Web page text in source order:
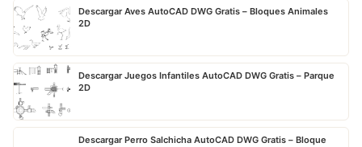
Descargar Aves AutoCAD DWG Gratis – Bloques Animales
2D
Descargar Juegos Infantiles AutoCAD DWG Gratis – Parque
2D
Descargar Perro Salchicha AutoCAD DWG Gratis – Bloque